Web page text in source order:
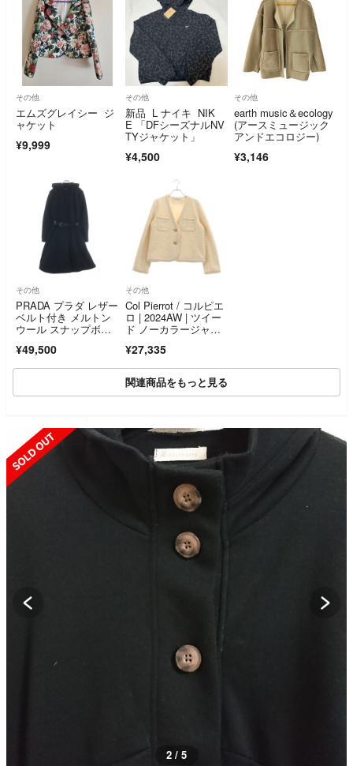
その他
エムズグレイシー ジ
ャケット
¥9,999
その他
新品 L ナイキ NIK
E 「DFシーズナルNV
TYジャケット」
¥4,500
その他
earth music＆ecology
(アースミュージック
アンドエコロジー)
¥3,146
その他
PRADA プラダ レザー
ベルト付き メルトン
ウール スナップボタ
コート ブラック レデ
ィース 290569
¥49,500
その他
Col Pierrot / コルピエ
ロ | 2024AW | ツイー
ド ノーカラージャケ
ュ | レディース
¥27,335
関連商品をもっと見る
SOLD OUT
3 / 5